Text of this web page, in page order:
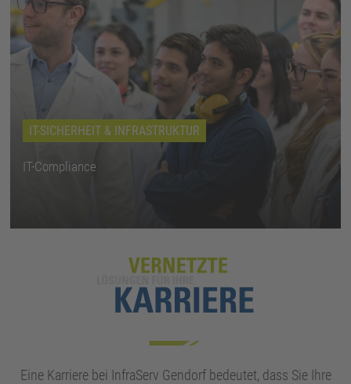
IT-SICHERHEIT & INFRASTRUKTUR
IT-Compliance
Eine Karriere bei InfraServ Gendorf bedeutet, dass Sie Ihre